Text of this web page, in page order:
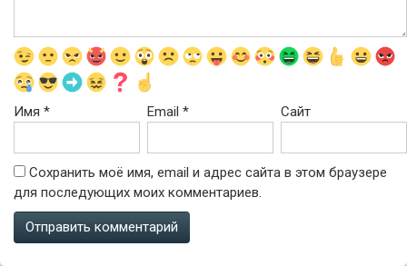
Имя * Email* Сайт
Сохранить моё имя, email и адрес сайта в этом браузере
для последующих моих комментариев.